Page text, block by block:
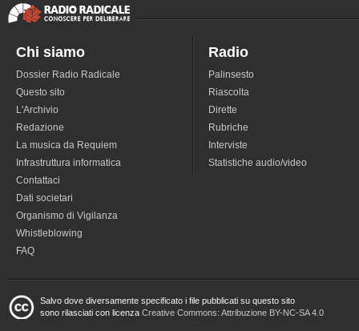
Chi siamo
Dossier Radio Radicale
Questo sito
L'Archivio
Redazione
La musica da Requiem
Infrastruttura informatica
Contattaci
Dati societari
Organismo di Vigilanza
Whistleblowing
FAQ
Radio
Palinsesto
Riascolta
Dirette
Rubriche
Interviste
Statistiche audio/video
Salvo dove diversamente specificato i file pubblicati su questo sito
sono rilasciati con licenza Creative Commons: Attribuzione BY-NC-SA 4.0